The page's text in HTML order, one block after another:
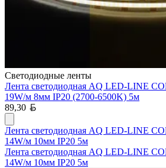
Светодиодные ленты
Лента светодиодная AQ LED-LINE
19W/м 8мм IP20 (2700-6500K) 5м
89,30
Лента светодиодная AQ LED-LINE
14W/м 10мм IP20 5м
Лента светодиодная AQ LED-LINE
14W/м 10мм IP20 5м